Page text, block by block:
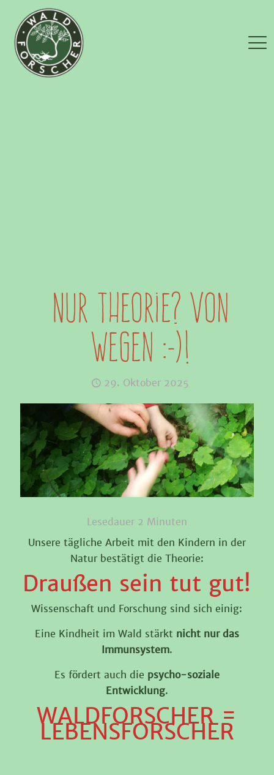
Nur Theorie? Von
wegen :-)!
29. Oktober 2025
Lesedauer 2 Minuten
Unsere tägliche Arbeit mit den Kindern in der
Natur bestätigt die Theorie:
Draußen sein tut gut!
Wissenschaft und Forschung sind sich einig:
Eine Kindheit im Wald stärkt nicht nur das
Immunsystem.
Es fördert auch die psycho-soziale
Entwicklung.
WALDFORSCHER =
LEBENSFORSCHER